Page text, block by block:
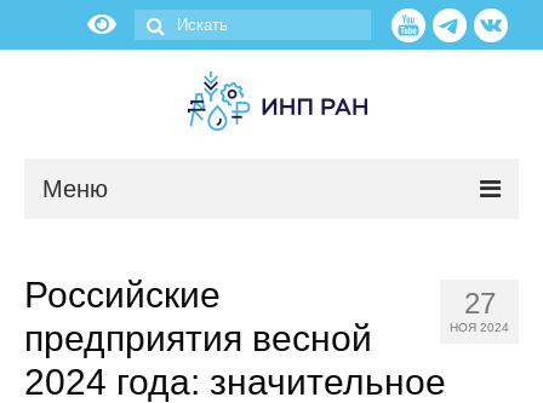
Меню
Об институте
27
НОЯ 2024
Российские
предприятия весной
2024 года: значительное